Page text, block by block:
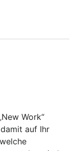
Work“
auf Ihr